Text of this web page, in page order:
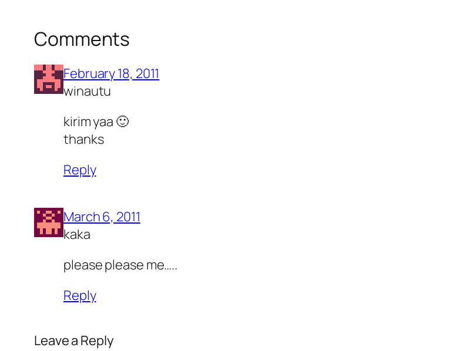
Comments
February 18, 2011
winautu
kirim yaa 🙂
thanks
Reply
March 6, 2011
kaka
please please me…..
Reply
Leave a Reply